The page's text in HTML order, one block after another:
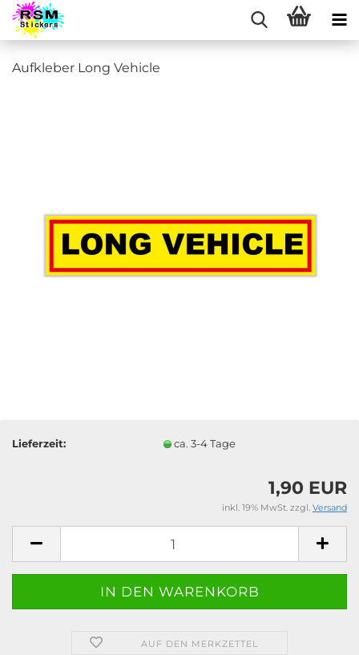
Aufkleber Long Vehicle
Lieferzeit: ca. 3-4 Tage
1,90 EUR
inkl. 19% MwSt. zzgl. Versand
AUF DEN MERKZETTEL